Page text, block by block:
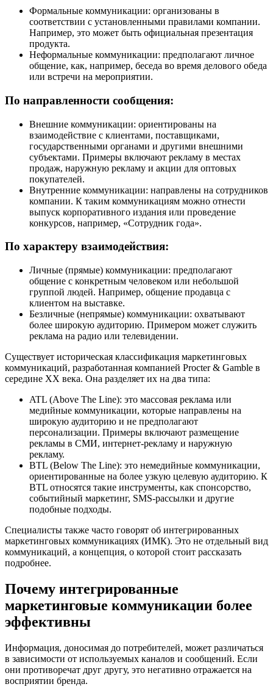
Формальные коммуникации: организованы в
соответствии с установленными правилами компании.
Например, это может быть официальная презентация
продукта.
Неформальные коммуникации: предполагают личное
общение, как, например, беседа во время делового обеда
или встречи на мероприятии.
По направленности сообщения:
Внешние коммуникации: ориентированы на
взаимодействие с клиентами, поставщиками,
государственными органами и другими внешними
субъектами. Примеры включают рекламу в местах
продаж, наружную рекламу и акции для оптовых
покупателей.
Внутренние коммуникации: направлены на сотрудников
компании. К таким коммуникациям можно отнести
выпуск корпоративного издания или проведение
конкурсов, например, «Сотрудник года».
По характеру взаимодействия:
Личные (прямые) коммуникации: предполагают
общение с конкретным человеком или небольшой
группой людей. Например, общение продавца с
клиентом на выставке.
Безличные (непрямые) коммуникации: охватывают
более широкую аудиторию. Примером может служить
реклама на радио или телевидении.
Существует историческая классификация маркетинговых
коммуникаций, разработанная компанией Procter & Gamble в
середине XX века. Она разделяет их на два типа:
ATL (Above The Line): это массовая реклама или
медийные коммуникации, которые направлены на
широкую аудиторию и не предполагают
персонализации. Примеры включают размещение
рекламы в СМИ, интернет-рекламу и наружную
рекламу.
BTL (Below The Line): это немедийные коммуникации,
ориентированные на более узкую целевую аудиторию. К
BTL относятся такие инструменты, как спонсорство,
событийный маркетинг, SMS-рассылки и другие
подобные подходы.
Специалисты также часто говорят об интегрированных
маркетинговых коммуникациях (ИМК). Это не отдельный вид
коммуникаций, а концепция, о которой стоит рассказать
подробнее.
Почему интегрированные
маркетинговые коммуникации более
эффективны
Информация, доносимая до потребителей, может различаться
в зависимости от используемых каналов и сообщений. Если
они противоречат друг другу, это негативно отражается на
восприятии бренда.